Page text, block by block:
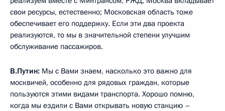
свои ресурсы, естественно; Московская область тоже
обеспечивает его поддержку. Если эти два проекта
реализуются, то мы в значительной степени улучшим
обслуживание пассажиров.
В.Путин: Мы с Вами знаем, насколько это важно для
москвичей, особенно для рядовых граждан, которые
пользуются этими видами транспорта. Хорошо помню,
когда мы ездили с Вами открывать новую станцию –